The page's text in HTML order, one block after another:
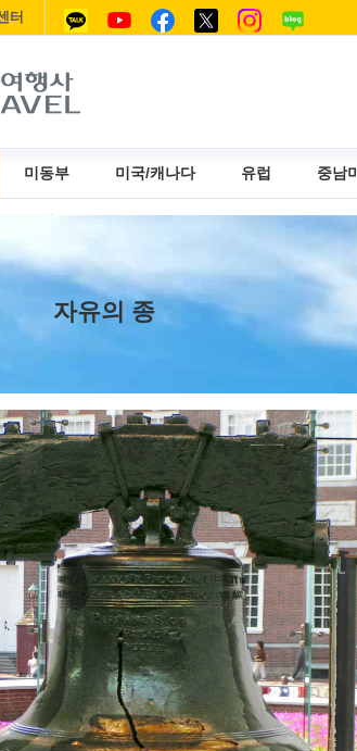
터
미동부 미국/캐나다 유럽 중남미
자유의 종